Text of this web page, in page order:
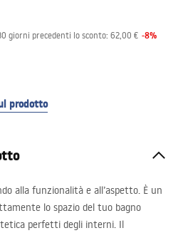
giorni precedenti lo sconto: 62,00 € -8%
prodotto
alla funzionalità e all’aspetto. È un
lo spazio del tuo bagno
perfetti degli interni. Il